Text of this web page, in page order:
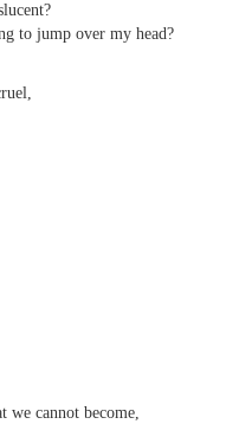
to jump over my head?
cannot become,